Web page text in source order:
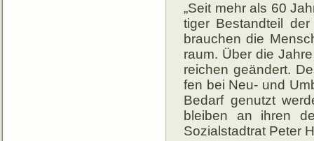
„Seit mehr als 60
tiger Be­stand­teil
brau­chen die
raum. Über die
rei­chen ge­änd­ert.
fen bei Neu- und
Be­darf ge­nutzt
blei­ben an ihren
Sozial­stadt­rat Peter